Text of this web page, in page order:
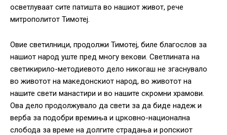
осветлуваат сите патишта во нашиот живот, рече
митрополитот Тимотеј.
Овие светилници, продолжи Тимотеј, биле благослов за
нашиот народ уште пред многу векови. Светлината на
светикирило-методиевото дело никогаш не згаснувало
во животот на македонскиот народ, во животот на
нашите свети манастири и во нашите скромни храмови.
Ова дело продолжувало да свети за да биде надеж и
верба за подобри времиња и црковно-национална
слобода за време на долгите страдања и ропскиот